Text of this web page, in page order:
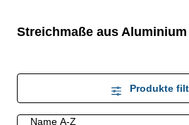
Streichmaße aus Aluminium
Produkte